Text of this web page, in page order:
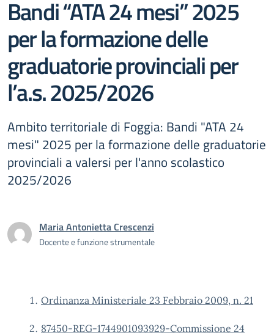
Bandi “ATA 24 mesi” 2025
per la formazione delle
graduatorie provinciali per
l’a.s. 2025/2026
Ambito territoriale di Foggia: Bandi "ATA 24
mesi" 2025 per la formazione delle graduatorie
provinciali a valersi per l'anno scolastico
2025/2026
Maria Antonietta Crescenzi
Docente e funzione strumentale
Ordinanza Ministeriale 23 Febbraio 2009, n. 21
87450-REG-1744901093929-Commissione 24